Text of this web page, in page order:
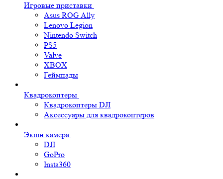
Игровые приставки
Asus ROG Ally
Lenovo Legion
Nintendo Switch
PS5
Valve
XBOX
Геймпады
Квадрокоптеры
Квадрокоптеры DJI
Аксессуары для квадрокоптеров
Экшн камера
DJI
GoPro
Insta360